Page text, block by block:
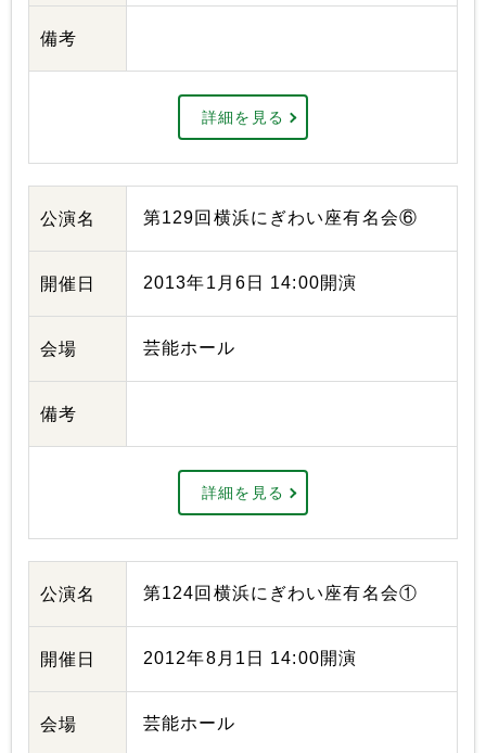
備考
詳細を見る
公演名 第129回横浜にぎわい座有名会⑥
開催日 2013年1月6日 14:00開演
会場 芸能ホール
備考
詳細を見る
公演名 第124回横浜にぎわい座有名会①
開催日 2012年8月1日 14:00開演
会場 芸能ホール